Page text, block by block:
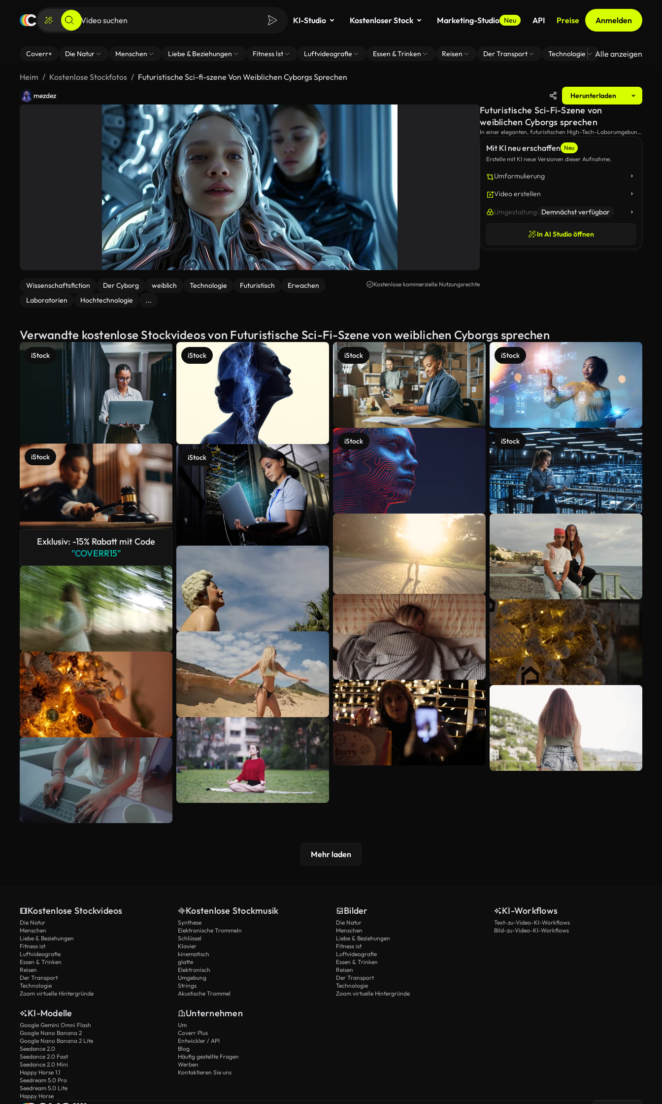
KI-Studio Kostenloser Stock Marketing-Studio Neu API Preise Anmelden
Coverr+ Die Natur Menschen Liebe & Beziehungen Fitness Ist Luftvideografie Essen & Trinken Reisen Der Transport Technologie Zoom Virtuelle
Alle anzeigen
Heim Kostenlose Stockfotos Futuristische Sci-fi-szene Von Weiblichen Cyborgs Sprechen
mezdez Herunterladen
Wissenschaftsfiction Der Cyborg weiblich Technologie Futuristisch
Erwachen
Laboratorien
Hochtechnologie ...
Kostenlose kommerzielle Nutzungsrechte
Mit KI neu erschaffen Neu
Erstelle mit KI neue Versionen dieser Aufnahme.
Umformulierung
Video erstellen
Umgestaltung Demnächst verfügbar
In AI Studio öffnen
Futuristische Sci-Fi-Szene von
weiblichen Cyborgs sprechen
In einer eleganten, futuristischen High-Tech-Laborumgebung
Dieses Video zeigt das komplizierte Design eines humanoiden
Roboters.
Verwandte kostenlose Stockvideos von Futuristische Sci-Fi-Szene von weiblichen Cyborgs sprechen
iStock
iStock
Exklusiv: -15% Rabatt mit Code
"COVERR15"
iStock
iStock
iStock
iStock
iStock
iStock
Mehr anzeigen
Mehr laden
Kostenlose Stockvideos
Die Natur
Menschen
Liebe & Beziehungen
Fitness ist
Luftvideografie
Essen & Trinken
Reisen
Der Transport
Technologie
Zoom virtuelle Hintergründe
Kostenlose Stockmusik
Synthese
Elektronische Trommeln
Schlüssel
Klavier
kinematisch
glatte
Elektronisch
Umgebung
Strings
Akustische Trommel
Bilder
Die Natur
Menschen
Liebe & Beziehungen
Fitness ist
Luftvideografie
Essen & Trinken
Reisen
Der Transport
Technologie
Zoom virtuelle Hintergründe
KI-Workflows
Text-zu-Video-KI-Workflows
Bild-zu-Video-KI-Workflows
KI-Modelle
Google Gemini Omni Flash
Google Nano Banana 2
Google Nano Banana 2 Lite
Seedance 2.0
Seedance 2.0 Fast
Seedance 2.0 Mini
Happy Horse 1.1
Seedream 5.0 Pro
Seedream 5.0 Lite
Happy Horse
Unternehmen
Um
Coverr Plus
Entwickler / API
Blog
Häufig gestellte Fragen
Werben
Kontaktieren Sie uns